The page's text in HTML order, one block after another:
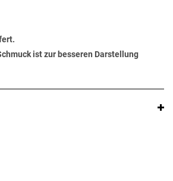
ist zur besseren Darstellung